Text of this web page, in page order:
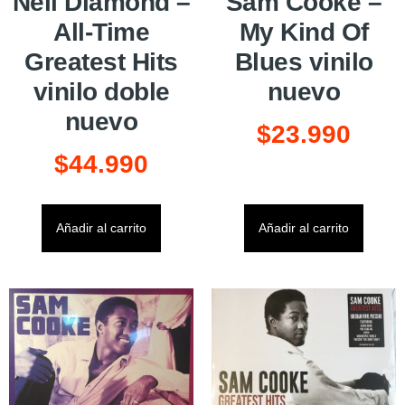
All-Time
Greatest Hits
vinilo doble
nuevo
$44.990
Añadir al carrito
My Kind Of
Blues vinilo
nuevo
$23.990
Añadir al carrito